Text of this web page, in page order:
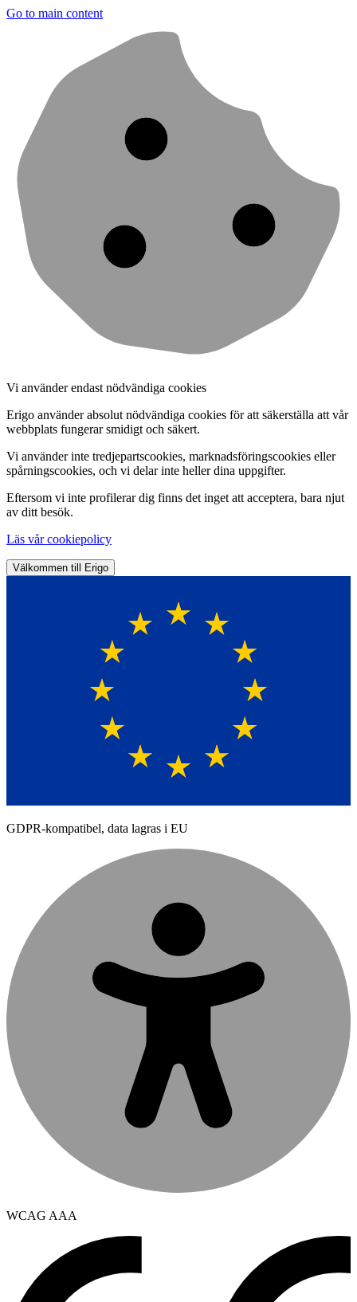
Go to main content
Vi använder endast nödvändiga cookies
Erigo använder absolut nödvändiga cookies för att säkerställa att vår
webbplats fungerar smidigt och säkert.
Vi använder inte tredjepartscookies, marknadsföringscookies eller
spårningscookies, och vi delar inte heller dina uppgifter.
Eftersom vi inte profilerar dig finns det inget att acceptera, bara njut
av ditt besök.
Läs vår cookiepolicy
Välkommen till Erigo
GDPR-kompatibel, data lagras i EU
WCAG AAA